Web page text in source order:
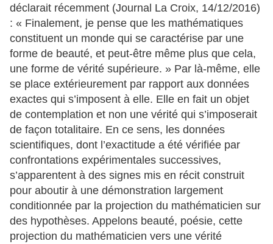
déclarait récemment (Journal La Croix, 14/12/2016)
: « Finalement, je pense que les mathématiques
constituent un monde qui se caractérise par une
forme de beauté, et peut-être même plus que cela,
une forme de vérité supérieure. » Par là-même, elle
se place extérieurement par rapport aux données
exactes qui s’imposent à elle. Elle en fait un objet
de contemplation et non une vérité qui s’imposerait
de façon totalitaire. En ce sens, les données
scientifiques, dont l’exactitude a été vérifiée par
confrontations expérimentales successives,
s’apparentent à des signes mis en récit construit
pour aboutir à une démonstration largement
conditionnée par la projection du mathématicien sur
des hypothèses. Appelons beauté, poésie, cette
projection du mathématicien vers une vérité